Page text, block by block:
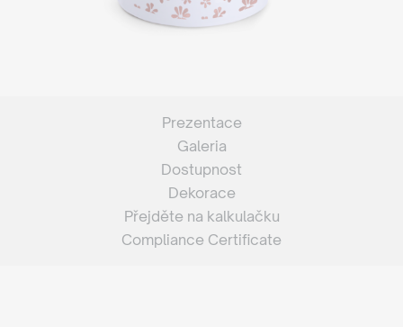
Prezentace
Galeria
Dostupnost
Dekorace
Přejděte na kalkulačku
Compliance Certificate